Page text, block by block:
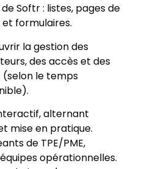
Softr : listes, pages de
formulaires.
la gestion des
des accès et des
(selon le temps
alternant
mise en pratique.
de TPE/PME,
opérationnelles.